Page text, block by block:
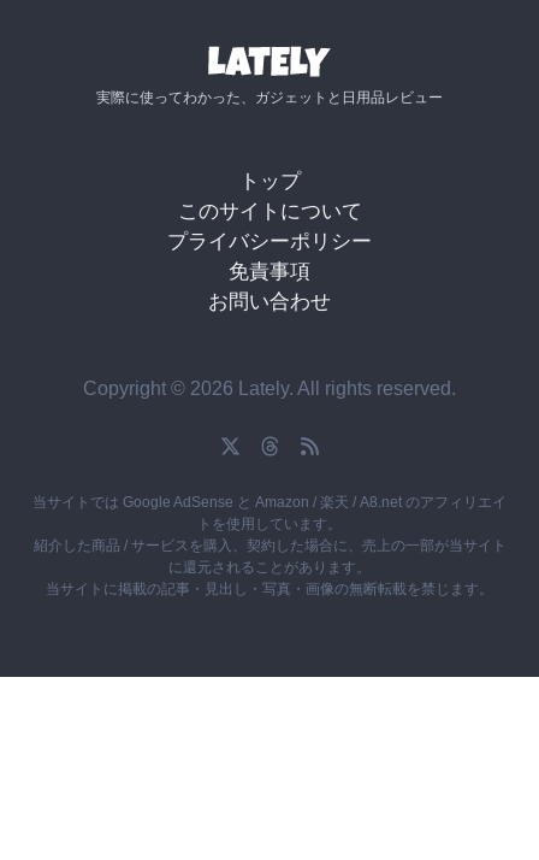
実際に使ってわかった、ガジェットと日用品レビュー
トップ
このサイトについて
プライバシーポリシー
免責事項
お問い合わせ
Copyright © 2026 Lately. All rights reserved.
当サイトでは Google AdSense と Amazon / 楽天 / A8.net のアフィリエイ
トを使用しています。
紹介した商品 / サービスを購入、契約した場合に、売上の一部が当サイト
に還元されることがあります。
当サイトに掲載の記事・見出し・写真・画像の無断転載を禁じます。